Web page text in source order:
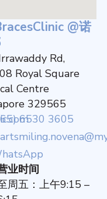
@诺
Rd,
Royal Square
Centre
329565
6530 3605
业时间
周五：上午9:15 –